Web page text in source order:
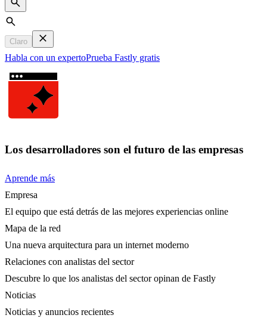
Search
Claro
Habla con un expertoPrueba Fastly gratis
Los desarrolladores son el futuro de las empresas
Aprende más
Empresa
El equipo que está detrás de las mejores experiencias online
Mapa de la red
Una nueva arquitectura para un internet moderno
Relaciones con analistas del sector
Descubre lo que los analistas del sector opinan de Fastly
Noticias
Noticias y anuncios recientes